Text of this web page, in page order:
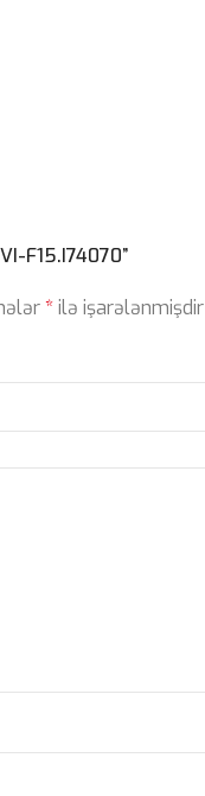
F15.I74070”
*ilə işarələnmişdir